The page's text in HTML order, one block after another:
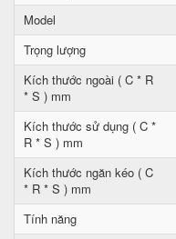
Model
Trọng lượng
Kích thước ngoài ( C * R
* S ) mm
Kích thước sử dụng ( C *
R * S ) mm
Kích thước ngăn kéo ( C
* R * S ) mm
Tính năng